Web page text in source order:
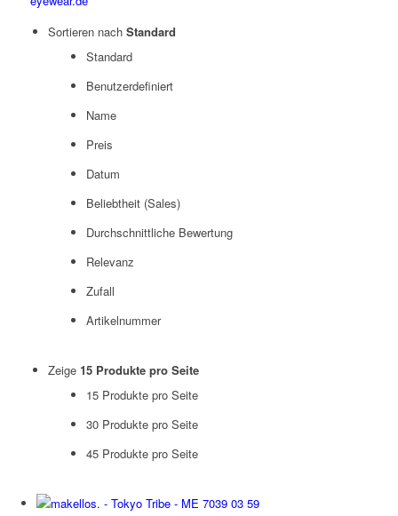
Sortieren nach Standard
Standard
Benutzerdefiniert
Name
Preis
Datum
Beliebtheit (Sales)
Durchschnittliche Bewertung
Relevanz
Zufall
Artikelnummer
Zeige 15 Produkte pro Seite
15 Produkte pro Seite
30 Produkte pro Seite
45 Produkte pro Seite